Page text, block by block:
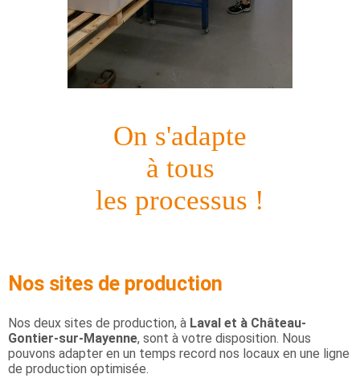
On s'adapte
à tous
les processus !
Nos sites de production
Nos deux sites de production, à Laval et à Château-
Gontier-sur-Mayenne, sont à votre disposition. Nous
pouvons adapter en un temps record nos locaux en une ligne
de production optimisée.